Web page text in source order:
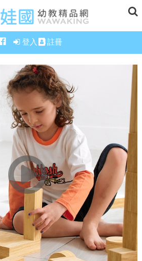
登入 註冊